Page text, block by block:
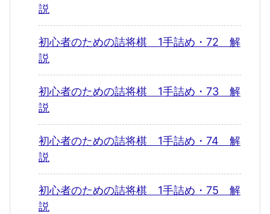
説
初心者のための詰将棋 1手詰め・72 解
説
初心者のための詰将棋 1手詰め・73 解
説
初心者のための詰将棋 1手詰め・74 解
説
初心者のための詰将棋 1手詰め・75 解
説